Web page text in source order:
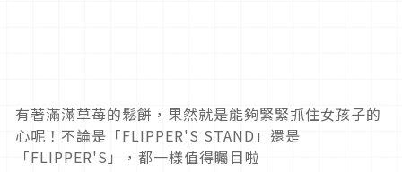
有著滿滿草苺的鬆餅，果然就是能夠緊緊抓住女孩子的
心呢！不論是「FLIPPER'S STAND」還是
「FLIPPER'S」，都一樣值得矚目啦